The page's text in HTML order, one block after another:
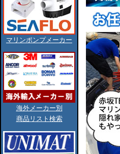
マリンポンプメーカー
海外メーカー別
商品リスト検索